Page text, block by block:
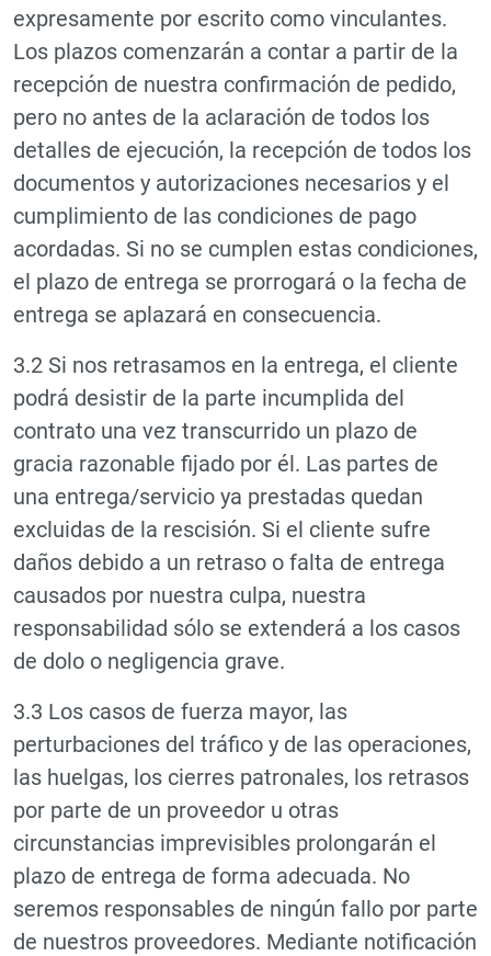
expresamente por escrito como vinculantes.
Los plazos comenzarán a contar a partir de la
recepción de nuestra confirmación de pedido,
pero no antes de la aclaración de todos los
detalles de ejecución, la recepción de todos los
documentos y autorizaciones necesarios y el
cumplimiento de las condiciones de pago
acordadas. Si no se cumplen estas condiciones,
el plazo de entrega se prorrogará o la fecha de
entrega se aplazará en consecuencia.
3.2 Si nos retrasamos en la entrega, el cliente
podrá desistir de la parte incumplida del
contrato una vez transcurrido un plazo de
gracia razonable fijado por él. Las partes de
una entrega/servicio ya prestadas quedan
excluidas de la rescisión. Si el cliente sufre
daños debido a un retraso o falta de entrega
causados por nuestra culpa, nuestra
responsabilidad sólo se extenderá a los casos
de dolo o negligencia grave.
3.3 Los casos de fuerza mayor, las
perturbaciones del tráfico y de las operaciones,
las huelgas, los cierres patronales, los retrasos
por parte de un proveedor u otras
circunstancias imprevisibles prolongarán el
plazo de entrega de forma adecuada. No
seremos responsables de ningún fallo por parte
de nuestros proveedores. Mediante notificación